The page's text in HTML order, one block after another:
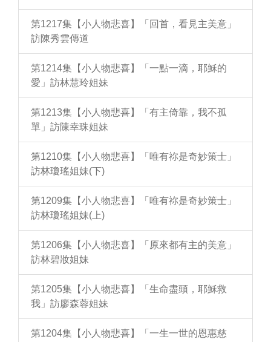
第1217集【小人物悲喜】「回首，看見主美意」
訪陳秀雲傳道
第1214集【小人物悲喜】「一點一滴，耶穌的
愛」訪林慧玲姐妹
第1213集【小人物悲喜】「有主倚靠，我不孤
單」訪陳幸珠姐妹
第1210集【小人物悲喜】「唯有祢是奇妙策士」
訪林瓊瑤姐妹(下)
第1209集【小人物悲喜】「唯有祢是奇妙策士」
訪林瓊瑤姐妹(上)
第1206集【小人物悲喜】「原來都有主的美意」
訪林碧妝姐妹
第1205集【小人物悲喜】「生命盡頭，耶穌救
我」訪廖森蓉姐妹
第1204集【小人物悲喜】「一生一世的恩惠慈